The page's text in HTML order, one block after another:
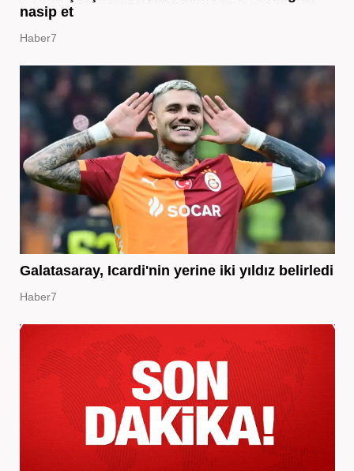
nasip et
Haber7
Galatasaray, Icardi'nin yerine iki yıldız belirledi
Haber7